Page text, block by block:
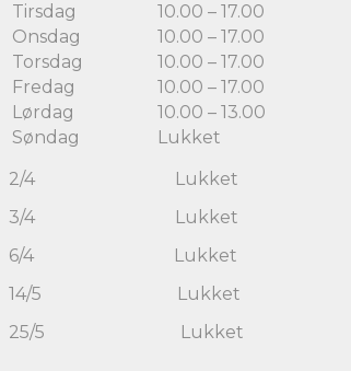
Tirsdag
10.00 – 17.00
Onsdag
10.00 – 17.00
Torsdag
10.00 – 17.00
Fredag
10.00 – 17.00
Lørdag
10.00 – 13.00
Søndag
Lukket
2/4 Lukket
3/4 Lukket
6/4 Lukket
14/5 Lukket
25/5 Lukket